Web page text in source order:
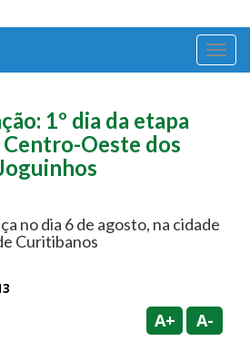
1º dia da etapa
Oeste dos
no dia 6 de agosto, na cidade
Curitibanos
A+ A-